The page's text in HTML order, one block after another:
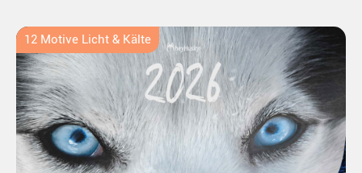
12 Motive Licht & Kälte